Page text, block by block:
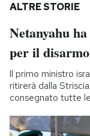
ALTRE STORIE
Netanyahu
per il
Il primo ministro
ritirerà dalla
consegnato tutte